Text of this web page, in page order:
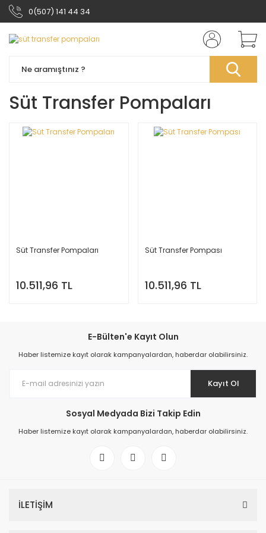
0(507) 141 44 34
Süt Transfer Pompaları
Süt Transfer Pompaları
10.511,96 TL
Süt Transfer Pompası
10.511,96 TL
E-Bülten'e Kayıt Olun
Haber listemize kayıt olarak kampanyalardan, haberdar olabilirsiniz.
Kayıt Ol
Sosyal Medyada Bizi Takip Edin
Haber listemize kayıt olarak kampanyalardan, haberdar olabilirsiniz.
İLETİŞİM